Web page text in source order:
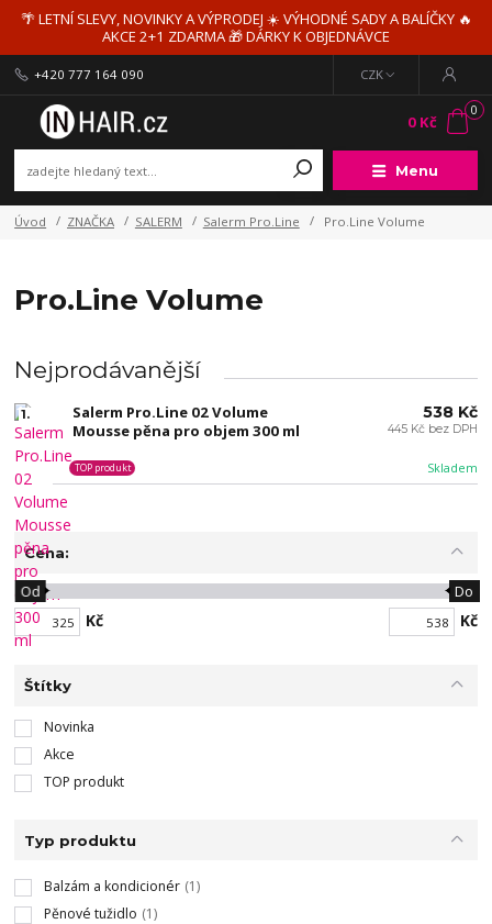
🌴 LETNÍ SLEVY, NOVINKY A VÝPRODEJ ☀️ VÝHODNÉ SADY A BALÍČKY 🔥
AKCE 2+1 ZDARMA 🎁 DÁRKY K OBJEDNÁVCE
Menu
CZK
+420 777 164 090
0
0 Kč
Úvod ZNAČKA SALERM Salerm Pro.Line Pro.Line Volume
Pro.Line Volume
Nejprodávanější
1.
Salerm Pro.Line 02 Volume
Mousse pěna pro objem 300 ml
Skladem
TOP produkt
538 Kč
445 Kč bez DPH
Cena:
Kč
Od Do
Kč
Štítky
Novinka
Akce
TOP produkt
Typ produktu
Balzám a kondicionér (1)
Pěnové tužidlo (1)